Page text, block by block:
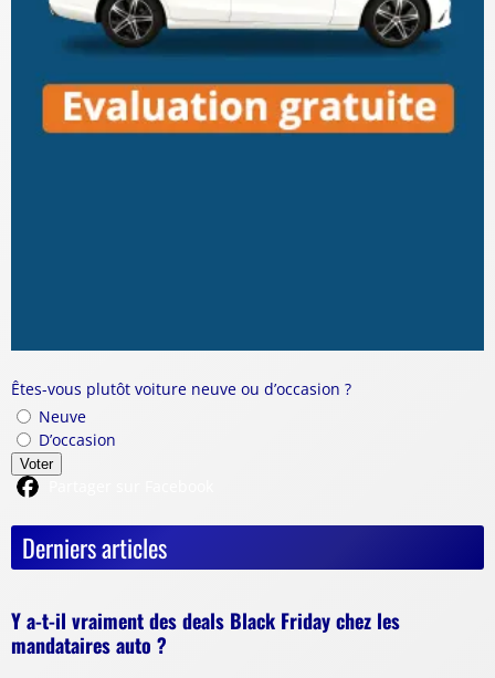
Êtes-vous plutôt voiture neuve ou d’occasion ?
Neuve
D’occasion
Voter
Derniers articles
Y a-t-il vraiment des deals Black Friday chez les
mandataires auto ?